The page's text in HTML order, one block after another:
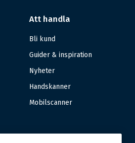
Att handla
Bli kund
Guider & inspiration
Nyheter
Handskanner
Mobilscanner